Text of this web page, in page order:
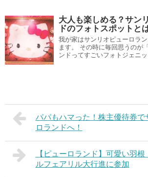
大人も楽しめる？サン
ドのフォトスポットと
我が家はサンリオピューロラ
ます。 その時に毎回思うのが
ンドってすごいフォトジェニ
パパもハマった！株主優待券で
ロランドへ！
【ピューロランド】可愛い羽根
ルフェアリル大行進に参加